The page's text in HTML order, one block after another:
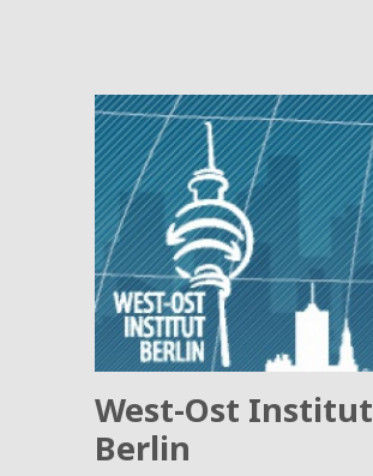
West-Ost Institut
Berlin